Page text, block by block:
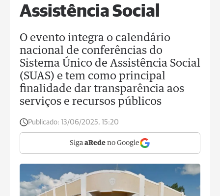
Assistência Social
O evento integra o calendário
nacional de conferências do
Sistema Único de Assistência Social
(SUAS) e tem como principal
finalidade dar transparência aos
serviços e recursos públicos
Publicado: 13/06/2025, 15:20
Siga aRede no Google